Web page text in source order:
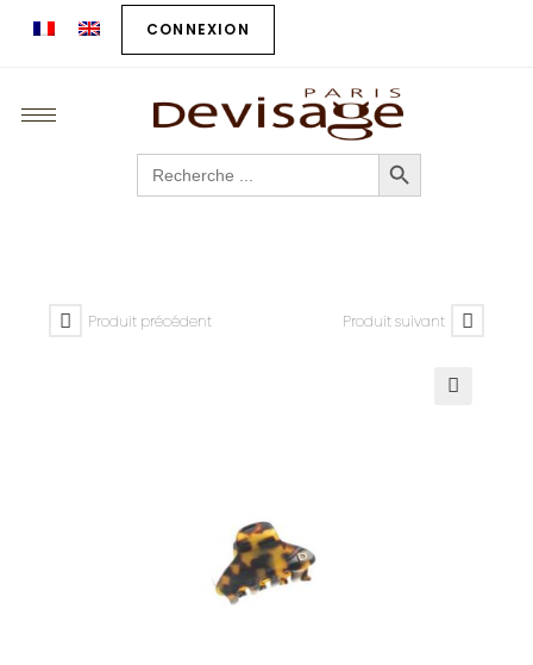
CONNEXION
Search
for:
SEARCH BUTTON
Produit précédent Produit suivant